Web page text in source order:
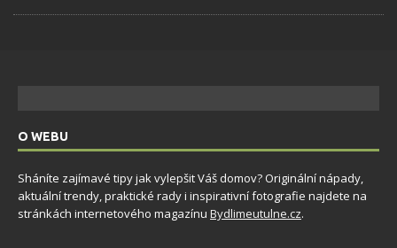
O WEBU
Sháníte zajímavé tipy jak vylepšit Váš domov? Originální nápady,
aktuální trendy, praktické rady i inspirativní fotografie najdete na
stránkách internetového magazínu Bydlimeutulne.cz.